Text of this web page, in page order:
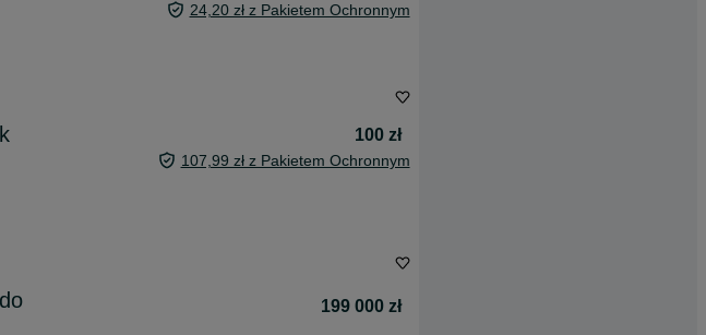
24,20 zł z Pakietem Ochronnym
100 zł
107,99 zł z Pakietem Ochronnym
199 000 zł